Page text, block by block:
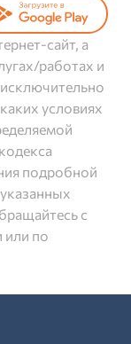
сайт, а
работах и
исключительно
условиях
подробной
с
по